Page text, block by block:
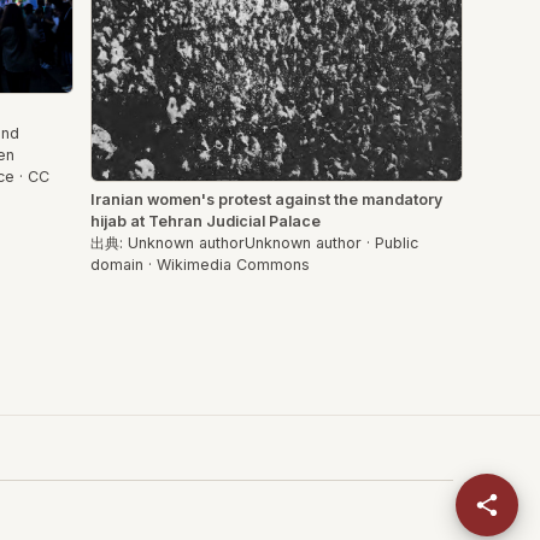
· CC
Iranian women's protest against the mandatory
hijab at Tehran Judicial Palace
出典: Unknown authorUnknown author · Public
domain · Wikimedia Commons